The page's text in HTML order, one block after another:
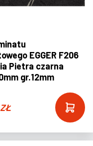
EGGER F206
Pietra czarna
gr.12mm
ZŁ